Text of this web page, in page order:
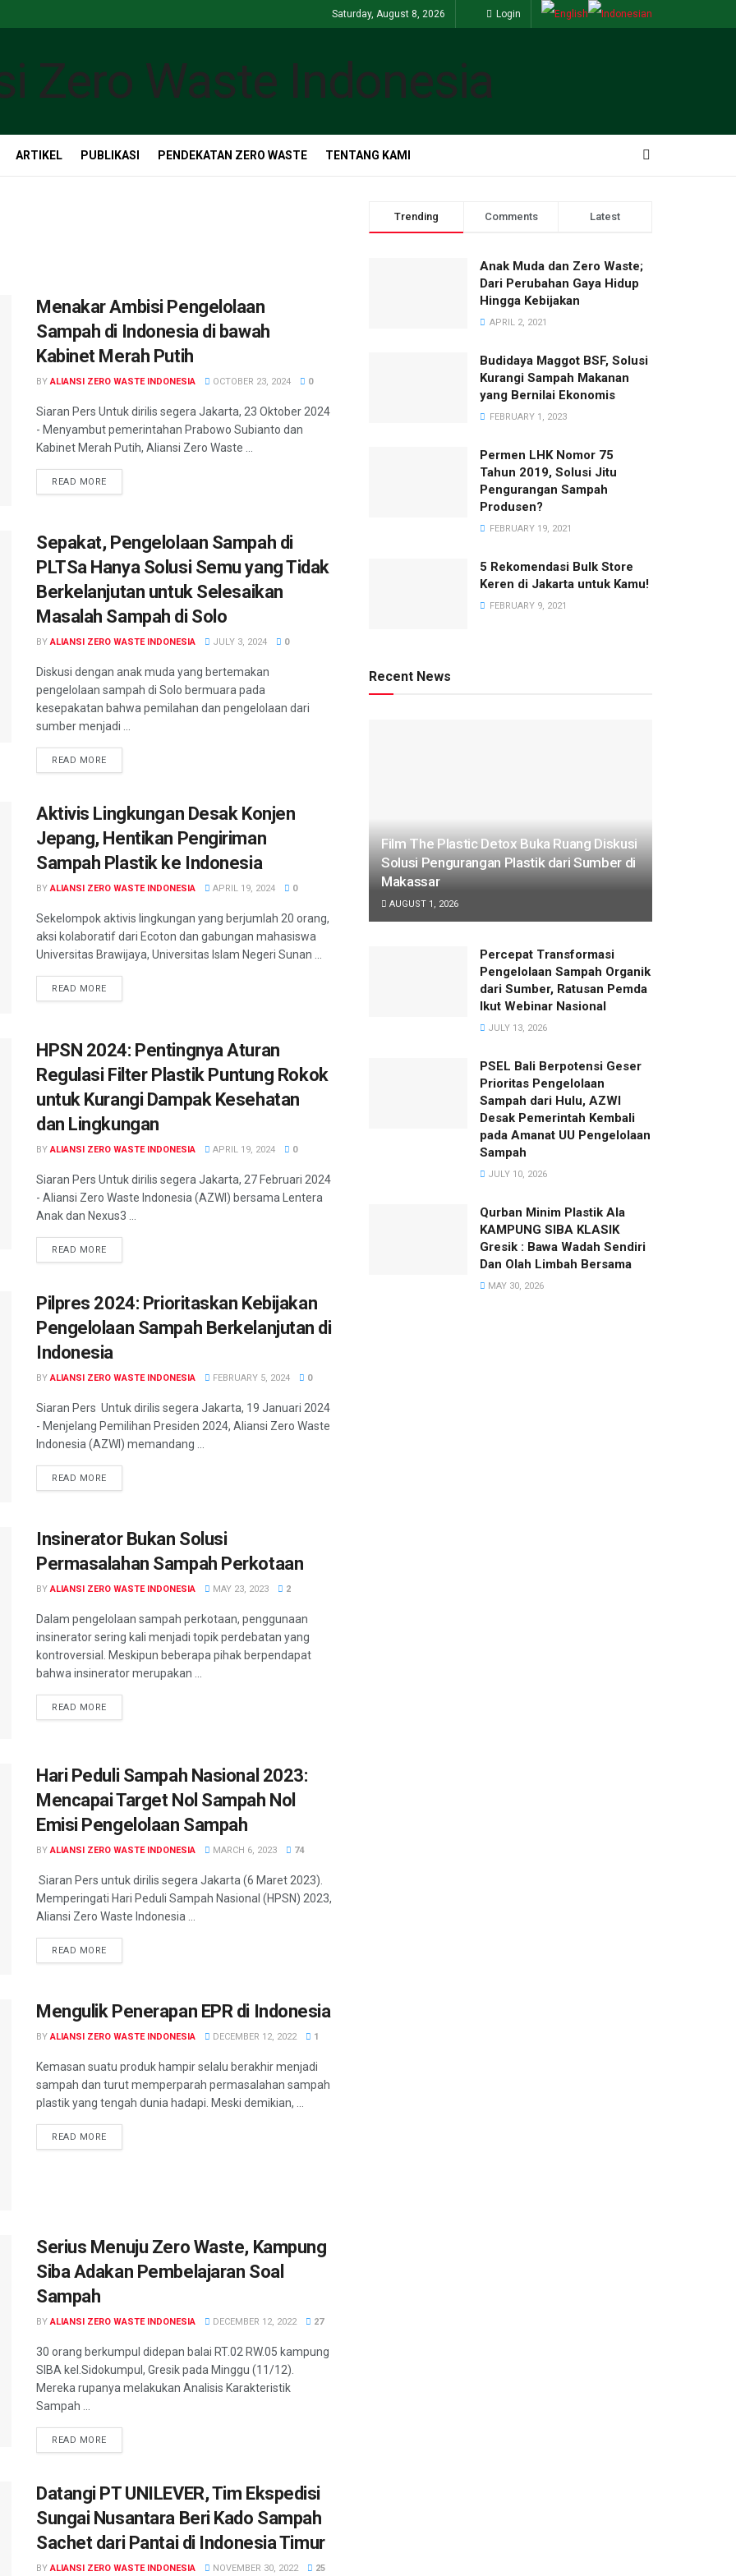
Saturday, August 8, 2026 Login
ARTIKEL PUBLIKASI PENDEKATAN ZERO WASTE TENTANG KAMI
Menakar Ambisi Pengelolaan
Sampah di Indonesia di bawah
Kabinet Merah Putih
BY ALIANSI ZERO WASTE INDONESIA OCTOBER 23, 2024 0
Siaran Pers Untuk dirilis segera Jakarta, 23 Oktober 2024
- Menyambut pemerintahan Prabowo Subianto dan
Kabinet Merah Putih, Aliansi Zero Waste ...
READ MORE
Sepakat, Pengelolaan Sampah di
PLTSa Hanya Solusi Semu yang Tidak
Berkelanjutan untuk Selesaikan
Masalah Sampah di Solo
BY ALIANSI ZERO WASTE INDONESIA JULY 3, 2024 0
Diskusi dengan anak muda yang bertemakan
pengelolaan sampah di Solo bermuara pada
kesepakatan bahwa pemilahan dan pengelolaan dari
sumber menjadi ...
READ MORE
Aktivis Lingkungan Desak Konjen
Jepang, Hentikan Pengiriman
Sampah Plastik ke Indonesia
BY ALIANSI ZERO WASTE INDONESIA APRIL 19, 2024 0
Sekelompok aktivis lingkungan yang berjumlah 20 orang,
aksi kolaboratif dari Ecoton dan gabungan mahasiswa
Universitas Brawijaya, Universitas Islam Negeri Sunan ...
READ MORE
HPSN 2024: Pentingnya Aturan
Regulasi Filter Plastik Puntung Rokok
untuk Kurangi Dampak Kesehatan
dan Lingkungan
BY ALIANSI ZERO WASTE INDONESIA APRIL 19, 2024 0
Siaran Pers Untuk dirilis segera Jakarta, 27 Februari 2024
- Aliansi Zero Waste Indonesia (AZWI) bersama Lentera
Anak dan Nexus3 ...
READ MORE
Pilpres 2024: Prioritaskan Kebijakan
Pengelolaan Sampah Berkelanjutan di
Indonesia
BY ALIANSI ZERO WASTE INDONESIA FEBRUARY 5, 2024 0
Siaran Pers Untuk dirilis segera Jakarta, 19 Januari 2024
- Menjelang Pemilihan Presiden 2024, Aliansi Zero Waste
Indonesia (AZWI) memandang ...
READ MORE
Insinerator Bukan Solusi
Permasalahan Sampah Perkotaan
BY ALIANSI ZERO WASTE INDONESIA MAY 23, 2023 2
Dalam pengelolaan sampah perkotaan, penggunaan
insinerator sering kali menjadi topik perdebatan yang
kontroversial. Meskipun beberapa pihak berpendapat
bahwa insinerator merupakan ...
READ MORE
Hari Peduli Sampah Nasional 2023:
Mencapai Target Nol Sampah Nol
Emisi Pengelolaan Sampah
BY ALIANSI ZERO WASTE INDONESIA MARCH 6, 2023 74
Siaran Pers untuk dirilis segera Jakarta (6 Maret 2023).
Memperingati Hari Peduli Sampah Nasional (HPSN) 2023,
Aliansi Zero Waste Indonesia ...
READ MORE
Mengulik Penerapan EPR di Indonesia
BY ALIANSI ZERO WASTE INDONESIA DECEMBER 12, 2022 1
Kemasan suatu produk hampir selalu berakhir menjadi
sampah dan turut memperparah permasalahan sampah
plastik yang tengah dunia hadapi. Meski demikian, ...
READ MORE
Serius Menuju Zero Waste, Kampung
Siba Adakan Pembelajaran Soal
Sampah
BY ALIANSI ZERO WASTE INDONESIA DECEMBER 12, 2022 27
30 orang berkumpul didepan balai RT.02 RW.05 kampung
SIBA kel.Sidokumpul, Gresik pada Minggu (11/12).
Mereka rupanya melakukan Analisis Karakteristik
Sampah ...
READ MORE
Datangi PT UNILEVER, Tim Ekspedisi
Sungai Nusantara Beri Kado Sampah
Sachet dari Pantai di Indonesia Timur
BY ALIANSI ZERO WASTE INDONESIA NOVEMBER 30, 2022 25
Trending Comments Latest
Anak Muda dan Zero Waste;
Dari Perubahan Gaya Hidup
Hingga Kebijakan
APRIL 2, 2021
Budidaya Maggot BSF, Solusi
Kurangi Sampah Makanan
yang Bernilai Ekonomis
FEBRUARY 1, 2023
Permen LHK Nomor 75
Tahun 2019, Solusi Jitu
Pengurangan Sampah
Produsen?
FEBRUARY 19, 2021
5 Rekomendasi Bulk Store
Keren di Jakarta untuk Kamu!
FEBRUARY 9, 2021
Recent News
Film The Plastic Detox Buka Ruang Diskusi
Solusi Pengurangan Plastik dari Sumber di
Makassar
AUGUST 1, 2026
Percepat Transformasi
Pengelolaan Sampah Organik
dari Sumber, Ratusan Pemda
Ikut Webinar Nasional
JULY 13, 2026
PSEL Bali Berpotensi Geser
Prioritas Pengelolaan
Sampah dari Hulu, AZWI
Desak Pemerintah Kembali
pada Amanat UU Pengelolaan
Sampah
JULY 10, 2026
Qurban Minim Plastik Ala
KAMPUNG SIBA KLASIK
Gresik : Bawa Wadah Sendiri
Dan Olah Limbah Bersama
MAY 30, 2026